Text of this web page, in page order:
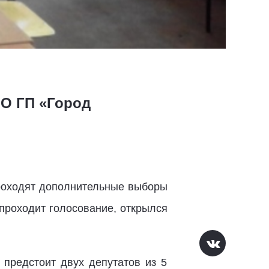
ГП «Город
дополнительные выборы
голосование, открылся
двух депутатов из 5